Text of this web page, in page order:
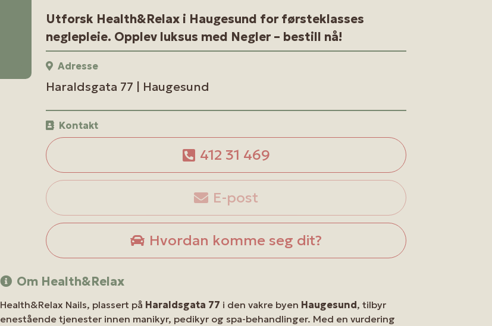
Utforsk Health&Relax i Haugesund for førsteklasses
neglepleie. Opplev luksus med Negler – bestill nå!
Adresse
Haraldsgata 77 | Haugesund
Kontakt
412 31 469
E-post
Hvordan komme seg dit?
Om Health&Relax
Health&Relax Nails, plassert på Haraldsgata 77 i den vakre byen Haugesund, tilbyr
enestående tjenester innen manikyr, pedikyr og spa-behandlinger. Med en vurdering